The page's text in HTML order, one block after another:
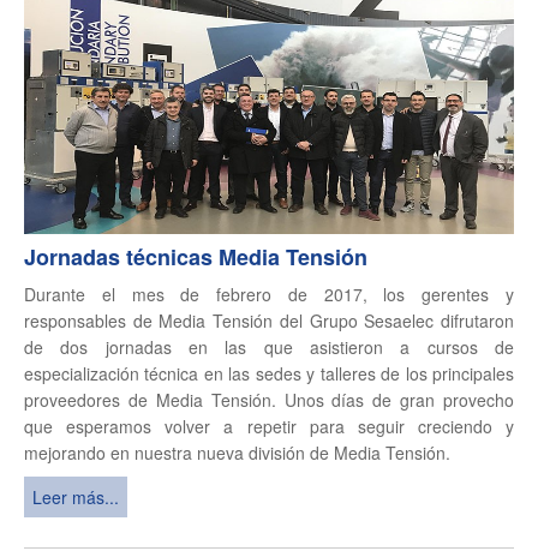
Jornadas técnicas Media Tensión
Durante el mes de febrero de 2017, los gerentes y
responsables de Media Tensión del Grupo Sesaelec difrutaron
de dos jornadas en las que asistieron a cursos de
especialización técnica en las sedes y talleres de los principales
proveedores de Media Tensión. Unos días de gran provecho
que esperamos volver a repetir para seguir creciendo y
mejorando en nuestra nueva división de Media Tensión.
Leer más...